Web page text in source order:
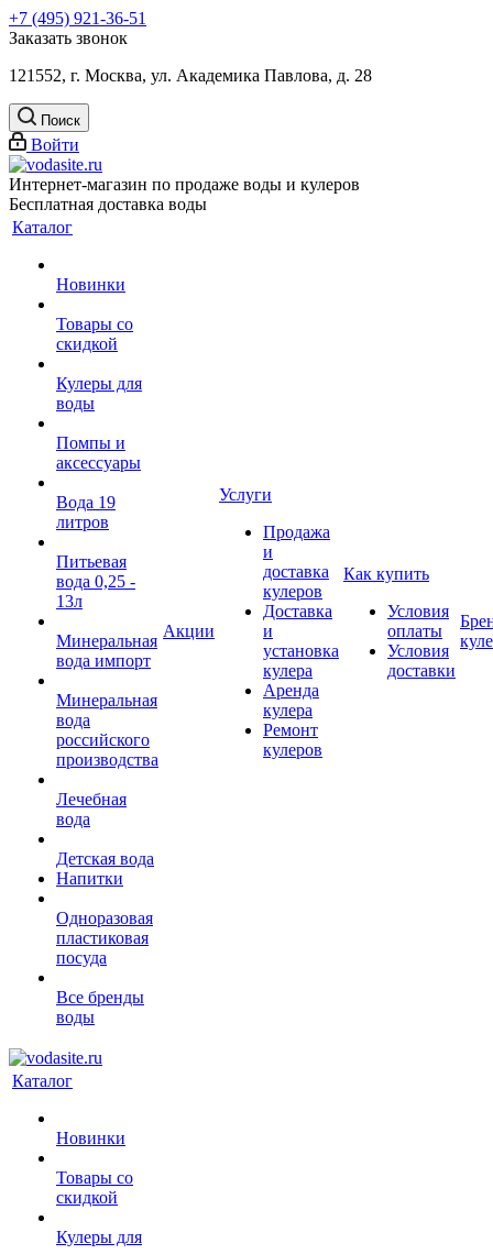
+7 (495) 921-36-51
Заказать звонок
121552, г. Москва, ул. Академика Павлова, д. 28
Поиск
Войти
Интернет-магазин по продаже воды и кулеров
Бесплатная доставка воды
Каталог
Новинки
Товары со
скидкой
Кулеры для
воды
Помпы и
аксессуары
Вода 19
литров
Питьевая
вода 0,25 -
13л
Минеральная
вода импорт
Минеральная
вода
российского
производства
Лечебная
вода
Детская вода
Напитки
Одноразовая
пластиковая
посуда
Все бренды
воды
Акции
Услуги
Продажа
и
доставка
кулеров
Доставка
и
установка
кулера
Аренда
кулера
Ремонт
кулеров
Как купить
Условия
оплаты
Условия
доставки
Каталог
Новинки
Товары со
скидкой
Кулеры для